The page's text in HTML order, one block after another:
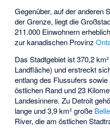
Gegenüber, auf der anderen
der Grenze, liegt die
211.000 Einwohnern
zur kanadischen Provinz
Das Stadtgebiet ist 370,2
Landfläche) und erstreckt
entlang des Flussufers
östlichen Rand und 23
Landesinnere. Zu Detroit
lange und 3,9 km² große
River, die am östlichen